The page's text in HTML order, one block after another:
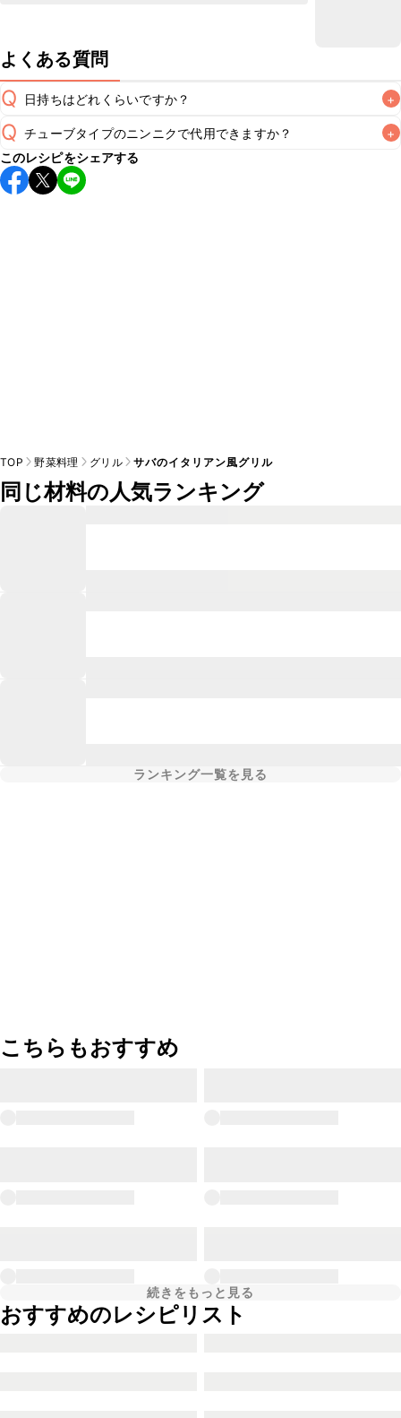
よくある質問
Q 日持ちはどれくらいですか？ +
A
保存期間は冷蔵で翌日中が目安です。なるべくお早めにお召
し上がりください。
※日持ちは目安です。
Q チューブタイプのニンニクで代用できますか？ +
A
チューブタイプのニンニクを使用してもお作りいただけま
す。小さじ1/2を目安に加え、お好みの風味になるようご調節
このレシピをシェアする
TOP 野菜料理 グリル サバのイタリアン風グリル
同じ材料の人気ランキング
ランキング一覧を見る
こちらもおすすめ
続きをもっと見る
おすすめのレシピリスト